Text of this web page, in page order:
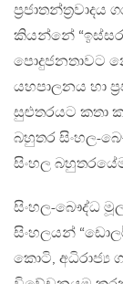
කියන්නේ
පොදුජනතාවට
යහපාලනය හා
සුළුතරයට කතා
බහුතර සිංහල-
සිංහල
සිංහල-බෞද්ධ
සිංහලයන්
කොටි, අධිරාජ්‍ය